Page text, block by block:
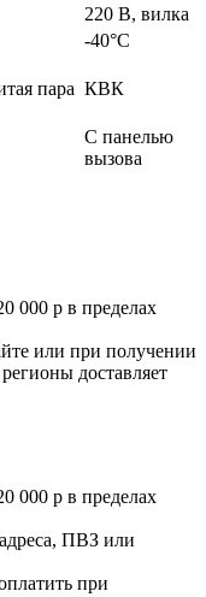
220 В, вилка
-40°С
пара КВК
С панелью
вызова
000 р в пределах
или при получении
доставляет
000 р в пределах
ПВЗ или
при